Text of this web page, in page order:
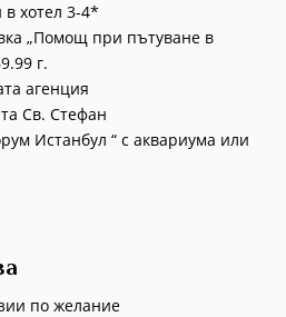
в хотел 3-4*
„Помощ при пътуване в
г.
агенция
Св. Стефан
Истанбул “ с аквариума или
по желание